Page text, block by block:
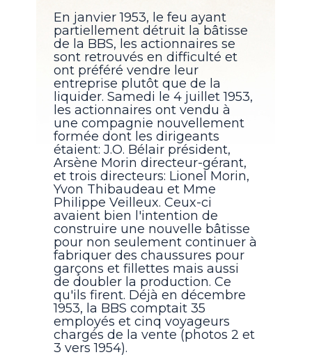
En janvier 1953, le feu ayant
partiellement détruit la bâtisse
de la BBS, les actionnaires se
sont retrouvés en difficulté et
ont préféré vendre leur
entreprise plutôt que de la
liquider. Samedi le 4 juillet 1953,
les actionnaires ont vendu à
une compagnie nouvellement
formée dont les dirigeants
étaient: J.O. Bélair président,
Arsène Morin directeur-gérant,
et trois directeurs: Lionel Morin,
Yvon Thibaudeau et Mme
Philippe Veilleux. Ceux-ci
avaient bien l'intention de
construire une nouvelle bâtisse
pour non seulement continuer à
fabriquer des chaussures pour
garçons et fillettes mais aussi
de doubler la production. Ce
qu'ils firent. Déjà en décembre
1953, la BBS comptait 35
employés et cinq voyageurs
chargés de la vente (photos 2 et
3 vers 1954).